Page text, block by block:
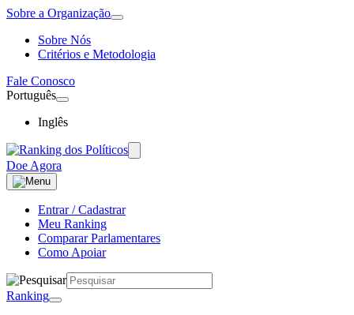
Sobre a Organização
Sobre Nós
Critérios e Metodologia
Fale Conosco
Português
Inglês
Doe Agora
Entrar / Cadastrar
Meu Ranking
Comparar Parlamentares
Como Apoiar
Ranking